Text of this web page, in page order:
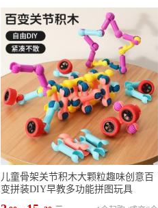
儿童骨架关节积木大颗粒趣味创意百
变拼装DIY早教多功能拼图玩具